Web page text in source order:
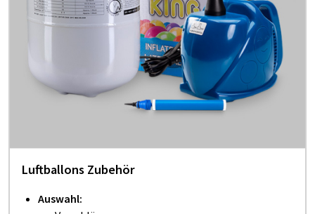
Luftballons Zubehör
Auswahl: